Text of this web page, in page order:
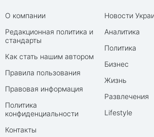
О компании
Редакционная политика и
стандарты
Как стать нашим автором
Правила пользования
Правовая информация
Политика
конфиденциальности
Контакты
Новости
Аналитика
Политика
Бизнес
Жизнь
Развлечения
Lifestyle